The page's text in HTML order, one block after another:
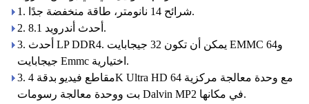
1. شرائح 14 نانومتر، طاقة منخفضة جدًا.
2. أحدث أندرويد 8.1.
3. أحدث LP DDR4. يمكن أن تكون 32 جيجابايت EMMC و64
جيجابايت Emmc اختيارية.
3. مقاطع فيديو بدقة 4K Ultra HD مع وحدة معالجة مركزية 64
بت ووحدة معالجة رسومات Dalvin MP2 في مكانها.